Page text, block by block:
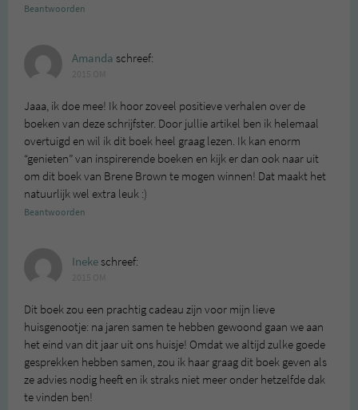
Beantwoorden
Amanda schreef:
Jaaa, ik doe mee! Ik hoor zoveel positieve verhalen over de
boeken van deze schrijfster. Door jullie artikel ben ik helemaal
overtuigd en wil ik dit boek heel graag lezen. Ik kan enorm
“genieten” van inspirerende boeken en kijk er dan ook naar uit
om dit boek van Brene Brown te mogen winnen! Dat maakt het
natuurlijk wel extra leuk :)
Beantwoorden
Inekeschreef:
Dit boek zou een prachtig cadeau zijn voor mijn lieve
huisgenootje: na jaren samen te hebben gewoond gaan we aan
het eind van dit jaar uit ons huisje! Omdat we altijd zulke goede
gesprekken hebben samen, zou ik haar graag dit boek geven als
ze advies nodig heeft en ik straks niet meer onder hetzelfde dak
te vinden ben!